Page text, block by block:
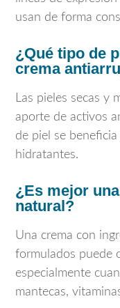
usan de forma
¿Qué tipo de
crema
Las pieles secas y
aporte de activos
de piel se
hidratantes.
¿Es mejor
natural?
Una crema con
formulados puede
especialmente
mantecas,